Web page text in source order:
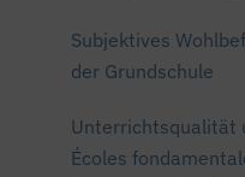
Subjektives
der Grundschule
Unterrichtsqualität
Écoles